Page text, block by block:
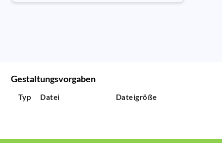
Gestaltungsvorgaben
Typ Datei Dateigröße